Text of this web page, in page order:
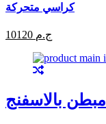
كراسي متحركة
10120 ج.م
بالاسفنج